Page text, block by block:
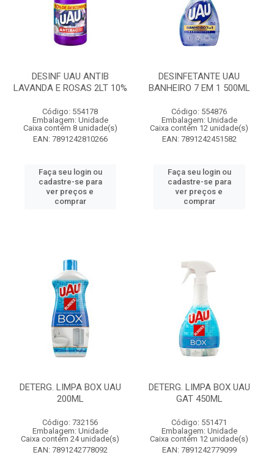
DESINF UAU ANTIB
LAVANDA E ROSAS 2LT 10%
Código: 554178
Embalagem: Unidade
Caixa contém 8 unidade(s)
EAN: 7891242810266
Faça seu login ou
cadastre-se para
ver preços e
comprar
DESINFETANTE UAU
BANHEIRO 7 EM 1 500ML
Código: 554876
Embalagem: Unidade
Caixa contém 12 unidade(s)
EAN: 7891242451582
Faça seu login ou
cadastre-se para
ver preços e
comprar
DETERG. LIMPA BOX UAU
200ML
Código: 732156
Embalagem: Unidade
Caixa contém 24 unidade(s)
EAN: 7891242778092
DETERG. LIMPA BOX UAU
GAT 450ML
Código: 551471
Embalagem: Unidade
Caixa contém 12 unidade(s)
EAN: 7891242779099